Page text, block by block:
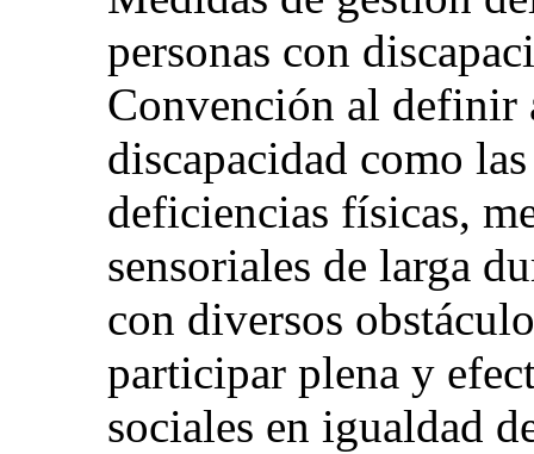
personas con
Convención al definir
discapacidad como
deficiencias físicas,
sensoriales de larga
con diversos
participar plena y
sociales en igualdad